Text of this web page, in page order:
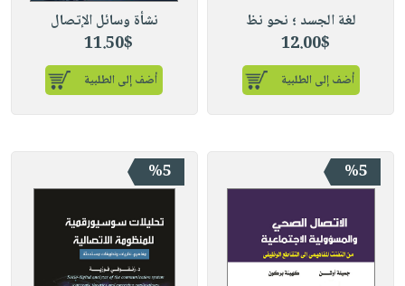
لغة الجسد ؛ نحو نظ
12.00$
أضف إلى الطلبية
نشأة وسائل الإتصال
11.50$
أضف إلى الطلبية
%5
%5